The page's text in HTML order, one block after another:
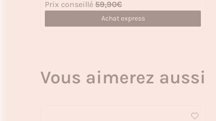
Prix conseillé 59,90€
Achat express
Vous aimerez aussi